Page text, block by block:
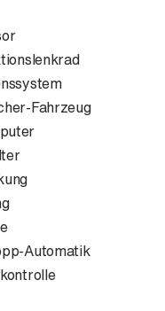
Fahrzeug
Automatik